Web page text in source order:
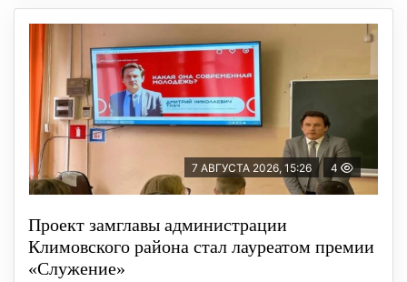
7 АВГУСТА 2026, 15:26 4
Проект замглавы администрации
Климовского района стал лауреатом премии
«Служение»